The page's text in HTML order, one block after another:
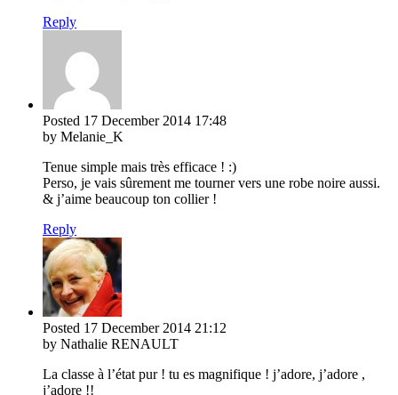
Reply
Posted 17 December 2014 17:48
by Melanie_K
Tenue simple mais très efficace ! :)
Perso, je vais sûrement me tourner vers une robe noire aussi.
& j’aime beaucoup ton collier !
Reply
Posted 17 December 2014 21:12
by Nathalie RENAULT
La classe à l’état pur ! tu es magnifique ! j’adore, j’adore ,
j’adore !!